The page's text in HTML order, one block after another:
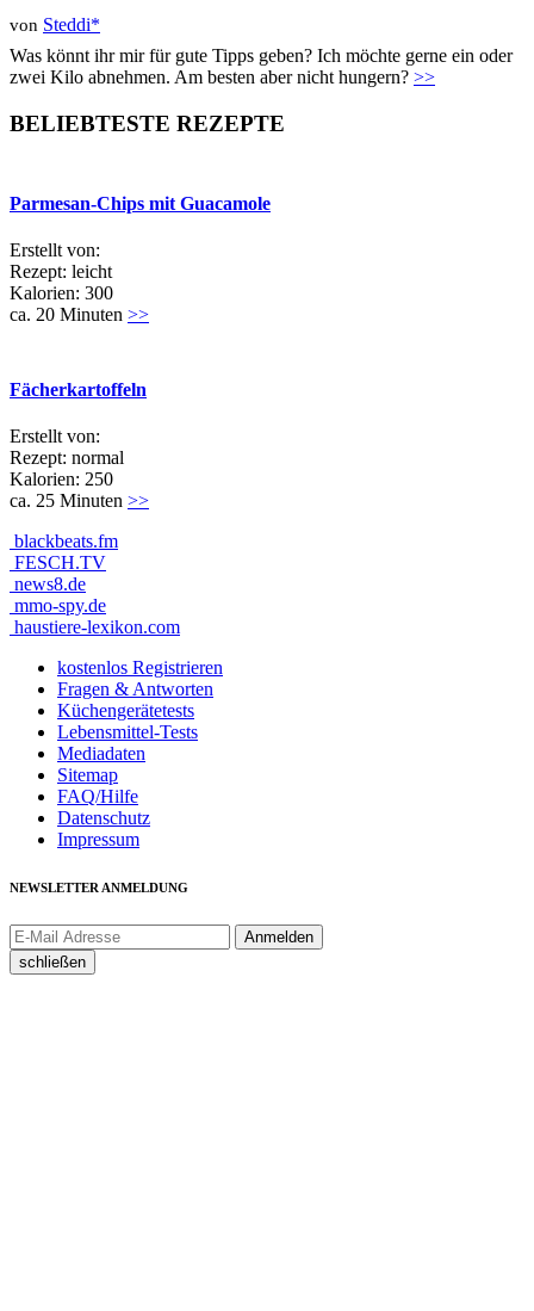
von Steddi*
Was könnt ihr mir für gute Tipps geben? Ich möchte gerne ein oder
zwei Kilo abnehmen. Am besten aber nicht hungern? >>
BELIEBTESTE REZEPTE
Parmesan-Chips mit Guacamole
Erstellt von:
Rezept: leicht
Kalorien: 300
ca. 20 Minuten >>
Fächerkartoffeln
Erstellt von:
Rezept: normal
Kalorien: 250
ca. 25 Minuten >>
blackbeats.fm
FESCH.TV
news8.de
mmo-spy.de
haustiere-lexikon.com
kostenlos Registrieren
Fragen & Antworten
Küchengerätetests
Lebensmittel-Tests
Mediadaten
Sitemap
FAQ/Hilfe
Datenschutz
Impressum
NEWSLETTER ANMELDUNG
schließen